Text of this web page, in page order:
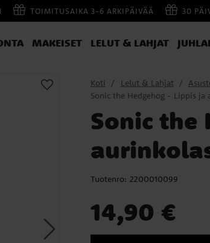
TOIMITUSAIKA 3-6 ARKIPÄIVÄÄ 30
MAKEISET LELUT & LAHJAT
Koti Lelut & Lahjat
Sonic the Hedgehog - Lippis ja
Sonic the
Tuotenro: 2200010099
14,90 €